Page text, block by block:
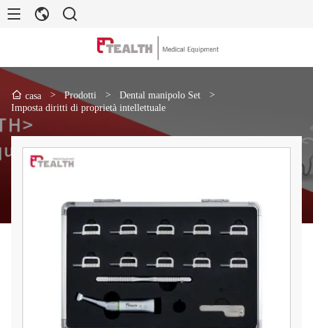
casa > Prodotti > Dental manipolo Set
>
Imposta diritti di proprietà intellettuale